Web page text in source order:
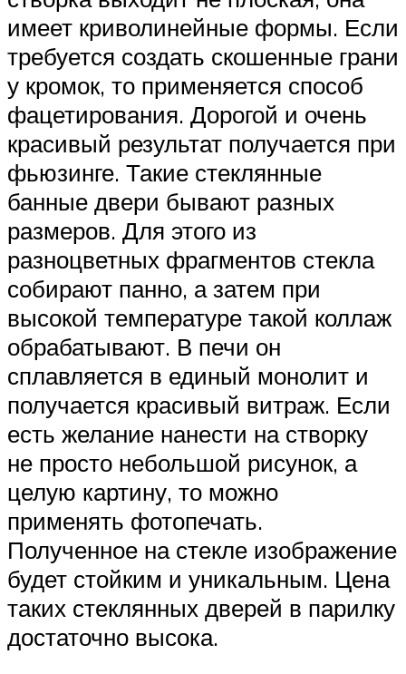
имеет криволинейные формы. Если
требуется создать скошенные грани
у кромок, то применяется способ
фацетирования. Дорогой и очень
красивый результат получается при
фьюзинге. Такие стеклянные
банные двери бывают разных
размеров. Для этого из
разноцветных фрагментов стекла
собирают панно, а затем при
высокой температуре такой коллаж
обрабатывают. В печи он
сплавляется в единый монолит и
получается красивый витраж. Если
есть желание нанести на створку
не просто небольшой рисунок, а
целую картину, то можно
применять фотопечать.
Полученное на стекле изображение
будет стойким и уникальным. Цена
таких стеклянных дверей в парилку
достаточно высока.